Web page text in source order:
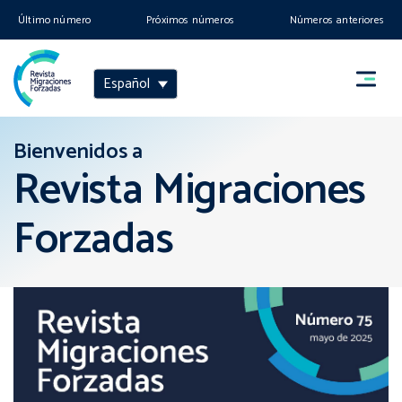
Último número Próximos números Números anteriores
Español
Bienvenidos a
Revista Migraciones
Forzadas